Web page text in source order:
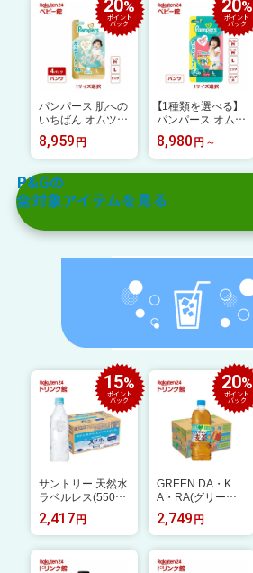
パンパース 肌への
いちばん オムツ
パンツ(4袋入)【パ
ンパース】
8,959 円
20%
ポイント
バック
【1種類を選べる】
パンパース オムツ
さらさらケア パン
ツ(1セット)【パン
パース】[さらさら
ケア]
8,980 円
20%
ポイント
バック
P&Gの
全対象アイテムを見る
サントリー 天然水
ラベルレス(550ml
*24本入)【サント
リー天然水】[ミネ
ラルウォーター 天
然水]
2,417円
15%
ポイント
バック
GREEN DA・K
A・RA(グリーン
ダカラ) やさしい
麦茶(680ml*24本
入)【GREEN DA・
KA・RA(グリーン
ダカラ)】
2,749 円
20%
ポイント
バック